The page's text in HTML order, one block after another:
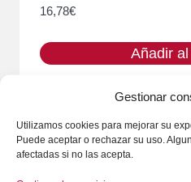
Gestionar
Utilizamos cookies para mejorar su
Puede aceptar o rechazar su uso.
afectadas si no las acepta.
16,78€
Añadir